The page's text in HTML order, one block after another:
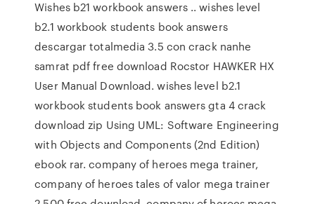
Wishes b21 workbook answers .. wishes level
b2.1 workbook students book answers
descargar totalmedia 3.5 con crack nanhe
samrat pdf free download Rocstor HAWKER HX
User Manual Download. wishes level b2.1
workbook students book answers gta 4 crack
download zip Using UML: Software Engineering
with Objects and Components (2nd Edition)
ebook rar. company of heroes mega trainer,
company of heroes tales of valor mega trainer